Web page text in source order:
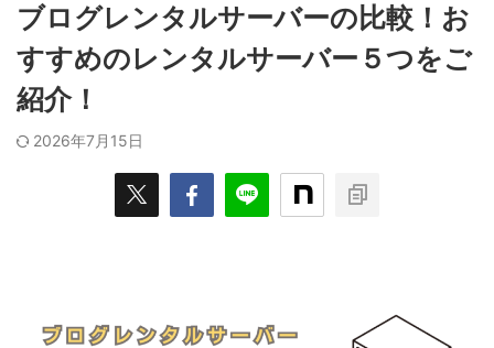
ブログレンタルサーバーの比較！お
すすめのレンタルサーバー５つをご
紹介！
2026年7月15日